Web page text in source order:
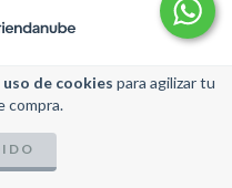
de cookies para agilizar tu
compra.